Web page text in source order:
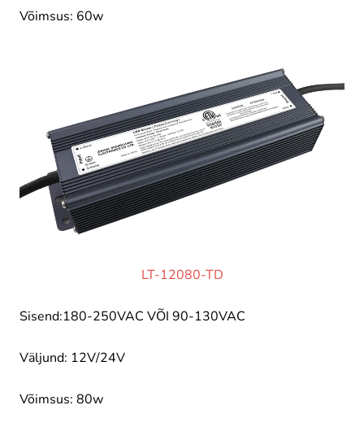
Võimsus: 60w
LT-12080-TD
Sisend:180-250VAC VÕI 90-130VAC
Väljund: 12V/24V
Võimsus: 80w